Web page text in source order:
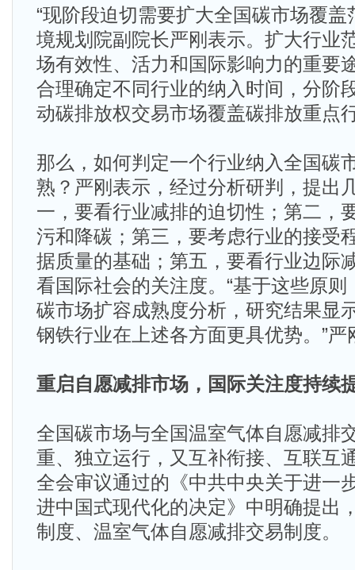
“现阶段迫切需要扩大全国碳市场覆盖
境规划院副院长严刚表示。扩大行业
场有效性、活力和国际影响力的重要
合理确定不同行业的纳入时间，分阶
动碳排放权交易市场覆盖碳排放重点
那么，如何判定一个行业纳入全国碳
熟？严刚表示，经过分析研判，提出
一，要看行业减排的迫切性；第二，
污和降碳；第三，要考虑行业的接受
据质量的基础；第五，要看行业边际
看国际社会的关注度。“基于这些原
碳市场扩容成熟度分析，研究结果显
钢铁行业在上述各方面更具优势。”严
重启自愿减排市场，国际关注度持续
全国碳市场与全国温室气体自愿减排
重、独立运行，又互补衔接、互联互
全会审议通过的《中共中央关于进一
进中国式现代化的决定》中明确提出
制度、温室气体自愿减排交易制度。